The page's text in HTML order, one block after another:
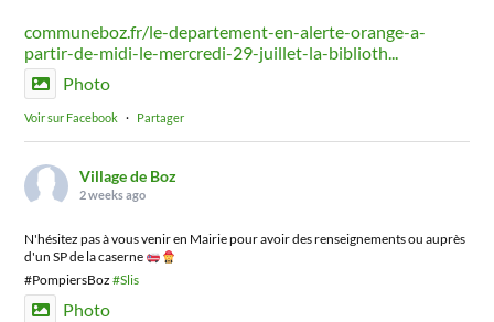
communeboz.fr/le-departement-en-alerte-orange-a-
partir-de-midi-le-mercredi-29-juillet-la-biblioth...
Photo
Voir sur Facebook · Partager
Village de Boz
2 weeks ago
N'hésitez pas à vous venir en Mairie pour avoir des renseignements ou auprès
d'un SP de la caserne
#PompiersBoz#Slis
Photo